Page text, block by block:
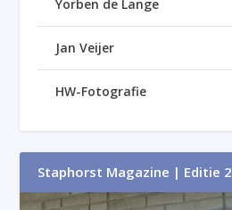
Yorben de Lange
Jan Veijer
HW-Fotografie
Staphorst Magazine | Editie 2